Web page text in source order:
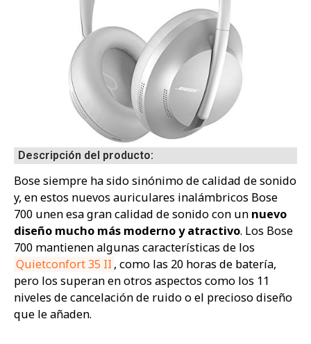
Descripción del producto:
Bose siempre ha sido sinónimo de calidad de sonido
y, en estos nuevos auriculares inalámbricos Bose
700 unen esa gran calidad de sonido con un nuevo
diseño mucho más moderno y atractivo. Los Bose
700 mantienen algunas características de los
Quietconfort 35 II , como las 20 horas de batería,
pero los superan en otros aspectos como los 11
niveles de cancelación de ruido o el precioso diseño
que le añaden.